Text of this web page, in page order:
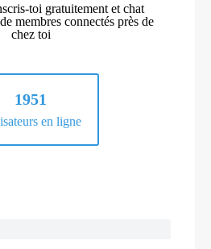
toi gratuitement et chat
membres connectés près de
chez toi
1951
en ligne